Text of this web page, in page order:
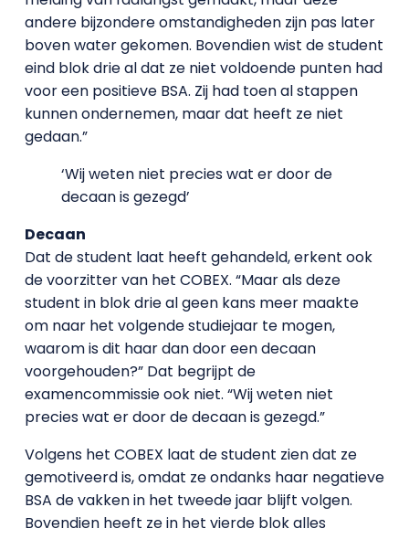
andere bijzondere omstandigheden zijn pas later
boven water gekomen. Bovendien wist de student
eind blok drie al dat ze niet voldoende punten had
voor een positieve BSA. Zij had toen al stappen
kunnen ondernemen, maar dat heeft ze niet
gedaan.”
‘Wij weten niet precies wat er door de
decaan is gezegd’
Decaan
Dat de student laat heeft gehandeld, erkent ook
de voorzitter van het COBEX. “Maar als deze
student in blok drie al geen kans meer maakte
om naar het volgende studiejaar te mogen,
waarom is dit haar dan door een decaan
voorgehouden?” Dat begrijpt de
examencommissie ook niet. “Wij weten niet
precies wat er door de decaan is gezegd.”
Volgens het COBEX laat de student zien dat ze
gemotiveerd is, omdat ze ondanks haar negatieve
BSA de vakken in het tweede jaar blijft volgen.
Bovendien heeft ze in het vierde blok alles